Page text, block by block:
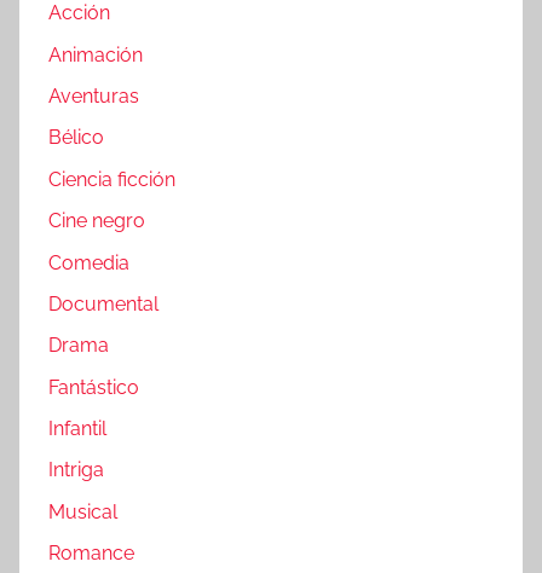
Acción
Animación
Aventuras
Bélico
Ciencia ficción
Cine negro
Comedia
Documental
Drama
Fantástico
Infantil
Intriga
Musical
Romance